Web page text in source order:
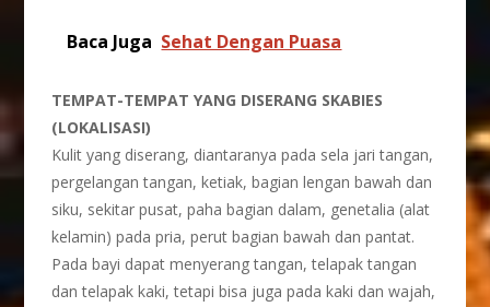
Baca Juga Sehat Dengan Puasa
TEMPAT-TEMPAT YANG DISERANG SKABIES
(LOKALISASI)
Kulit yang diserang, diantaranya pada sela jari tangan,
pergelangan tangan, ketiak, bagian lengan bawah dan
siku, sekitar pusat, paha bagian dalam, genetalia (alat
kelamin) pada pria, perut bagian bawah dan pantat.
Pada bayi dapat menyerang tangan, telapak tangan
dan telapak kaki, tetapi bisa juga pada kaki dan wajah,